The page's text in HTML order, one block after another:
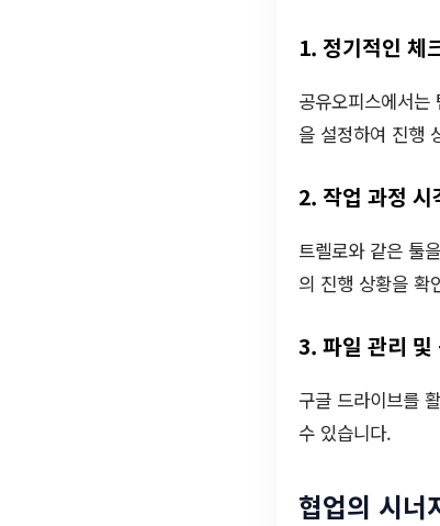
1. 정기적인 체
공유오피스에서
을 설정하여 진행
2. 작업 과정 시
트렐로와 같은 툴
의 진행 상황을 확
3. 파일 관리 및
구글 드라이브를
수 있습니다.
협업의 시너